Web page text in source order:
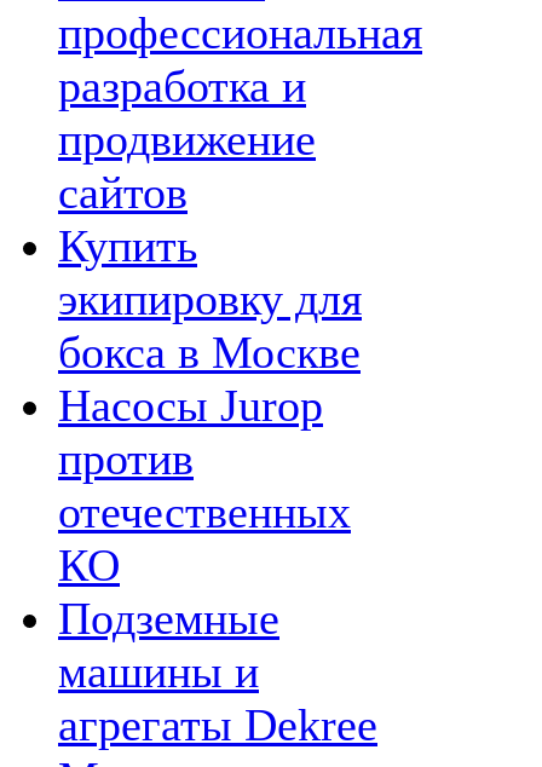
профессиональная
разработка и
продвижение
сайтов
Купить
экипировку для
бокса в Москве
Насосы Jurop
против
отечественных
КО
Подземные
машины и
агрегаты Dekree